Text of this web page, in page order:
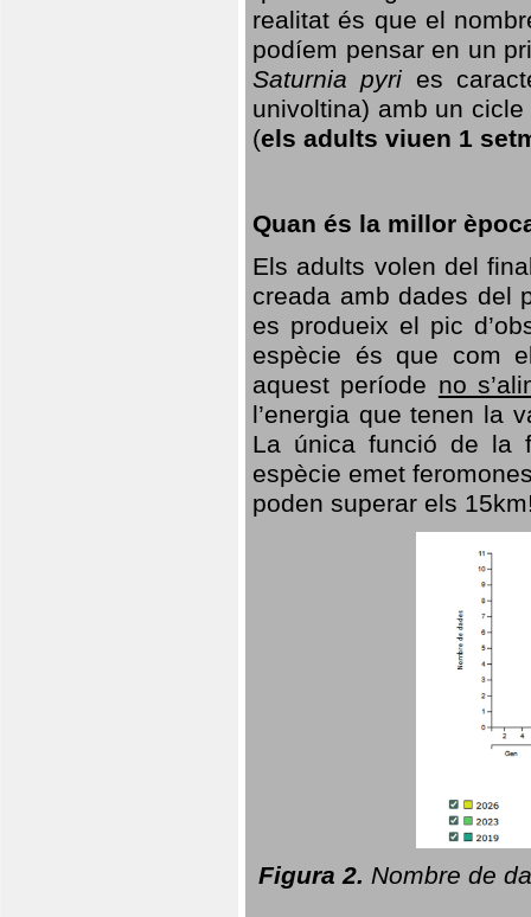
realitat és que el
podíem pensar en un
Saturnia pyri es
univoltina) amb un
(els adults viuen 1
Quan és la millor
Els adults volen del
creada amb dades del
es produeix el pic
espècie és que com
aquest període no
l’energia que tenen la
La única funció de la
espècie emet
poden superar els
Figura 2. Nombre de